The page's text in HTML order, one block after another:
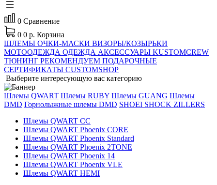
0 Сравнение
0 0 р. Корзина
ШЛЕМЫ ОЧКИ-МАСКИ ВИЗОРЫ/КОЗЫРЬКИ
МОТООДЕЖДА ОДЕЖДА АКСЕССУАРЫ KUSTOMCREW
ТЮНИНГ РЕКОМЕНДУЕМ ПОДАРОЧНЫЕ
СЕРТИФИКАТЫ CUSTOMSHOP
Выберите интересующую вас категорию
Шлемы QWART Шлемы RUBY Шлемы GUANG Шлемы
DMD Горнолыжные шлемы DMD SHOEI SHOCK ZILLERS
Шлемы QWART CC
Шлемы QWART Phoenix CORE
Шлемы QWART Phoenix Standard
Шлемы QWART Phoenix 2TONE
Шлемы QWART Phoenix 14
Шлемы QWART Phoenix VLE
Шлемы QWART HEMI